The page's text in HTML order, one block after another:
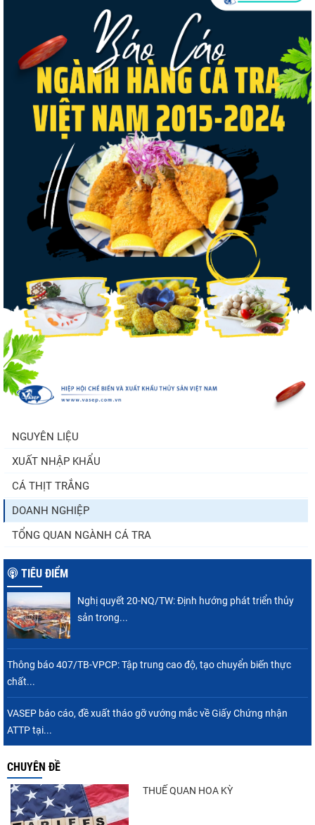
Nguồn cung giảm, giá cá rô phi Trung Quốc
tiếp tục tăng
VASEP chào đón Công ty Cổ phần Thương
mại Sim Ba gia nhập...
Góp ý Dự thảo Luật An toàn thực phẩm
(sửa đổi)
Thuế Mục 301 và bài toán thích ứng của
tôm Việt tại thị...
Nhập khẩu tôm của Mỹ phục hồi trong
tháng 5/2026
Trung Quốc tăng mạnh nhập khẩu mực,
trong khi nguồn cung...
NGUYÊN LIỆU
XUẤT NHẬP KHẨU
CÁ THỊT TRẮNG
DOANH NGHIỆP
TỔNG QUAN NGÀNH CÁ TRA
TIÊU ĐIỂM
Nghị quyết 20-NQ/TW: Định hướng phát triển thủy
sản trong...
Thông báo 407/TB-VPCP: Tập trung cao độ, tạo chuyển biến thực
chất...
VASEP báo cáo, đề xuất tháo gỡ vướng mắc về Giấy Chứng nhận
ATTP tại...
CHUYÊN ĐỀ
THUẾ QUAN HOA KỲ